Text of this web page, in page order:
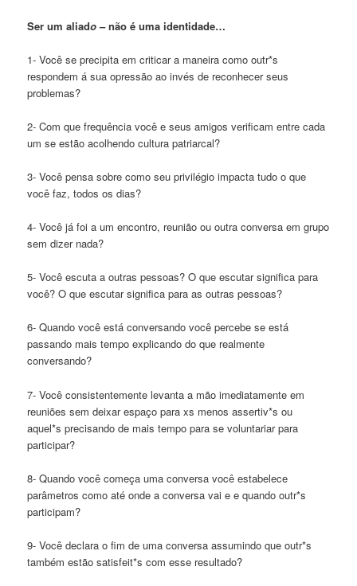
Ser um aliado– não é uma identidade…
1- Você se precipita em criticar a maneira como outr*s
respondem á sua opressão ao invés de reconhecer seus
problemas?
2- Com que frequência você e seus amigos verificam entre cada
um se estão acolhendo cultura patriarcal?
3- Você pensa sobre como seu privilégio impacta tudo o que
você faz, todos os dias?
4- Você já foi a um encontro, reunião ou outra conversa em grupo
sem dizer nada?
5- Você escuta a outras pessoas? O que escutar significa para
você? O que escutar significa para as outras pessoas?
6- Quando você está conversando você percebe se está
passando mais tempo explicando do que realmente
conversando?
7- Você consistentemente levanta a mão imediatamente em
reuniões sem deixar espaço para xs menos assertiv*s ou
aquel*s precisando de mais tempo para se voluntariar para
participar?
8- Quando você começa uma conversa você estabelece
parâmetros como até onde a conversa vai e e quando outr*s
participam?
9- Você declara o fim de uma conversa assumindo que outr*s
também estão satisfeit*s com esse resultado?